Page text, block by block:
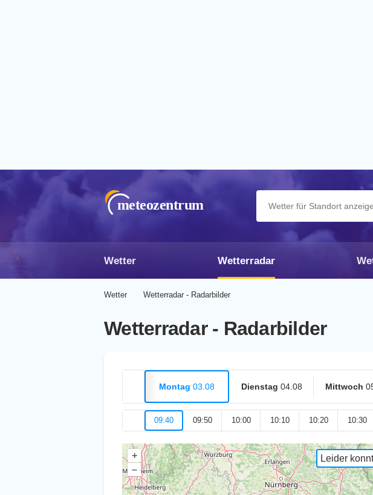
meteozentrum
Wetter Wetterradar
Wetter Wetterradar - Radarbilder
Wetterradar - Radarbilder
Montag 03.08 Dienstag 04.08 Mittwoch
09:40 09:50 10:00 10:10 10:20 10:30
Leider
+
–